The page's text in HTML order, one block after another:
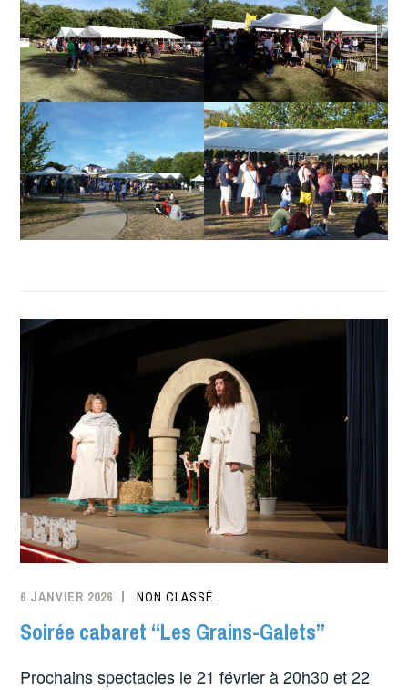
6 JANVIER 2026 NON CLASSÉ
Soirée cabaret “Les Grains-Galets”
Prochains spectacles le 21 février à 20h30 et 22